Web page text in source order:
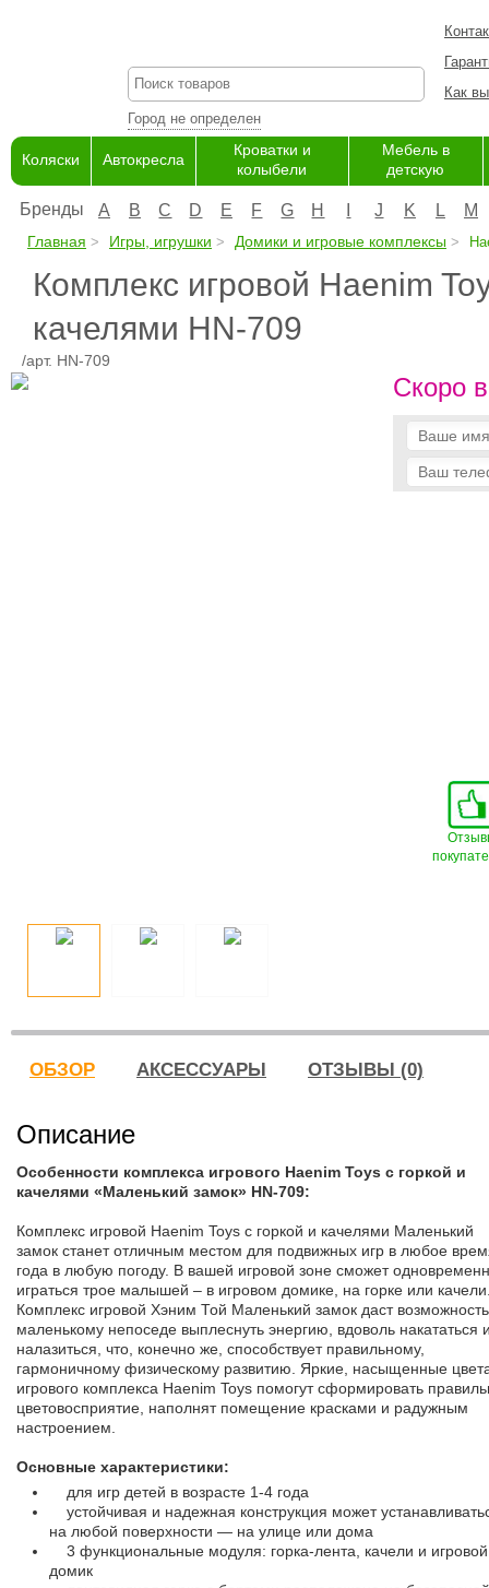
Город не определен
Как
Коляски Автокресла
Кроватки и
колыбели
Мебель в
детскую
Бренды A B C D E F G H J K L M
Главная Игры, игрушки Домики и игровые комплексы
Комплекс игровой Haenim
качелями HN-709
/арт. HN-709
Скоро
ОБЗОР АКСЕССУАРЫ ОТЗЫВЫ (0)
Описание
Особенности комплекса игрового Haenim Toys с горкой и
качелями «Маленький замок» HN-709:
Комплекс игровой Haenim Toys с горкой и качелями Маленький
замок станет отличным местом для подвижных игр в любое
года в любую погоду. В вашей игровой зоне сможет
играться трое малышей – в игровом домике, на горке или
Комплекс игровой Хэним Той Маленький замок даст возможность
маленькому непоседе выплеснуть энергию, вдоволь накататься
налазиться, что, конечно же, способствует правильному,
гармоничному физическому развитию. Яркие, насыщенные
игрового комплекса Haenim Toys помогут сформировать
цветовосприятие, наполнят помещение красками и радужным
настроением.
Основные характеристики:
для игр детей в возрасте 1-4 года
устойчивая и надежная конструкция может
на любой поверхности — на улице или дома
3 функциональные модуля: горка-лента, качели и игровой
домик